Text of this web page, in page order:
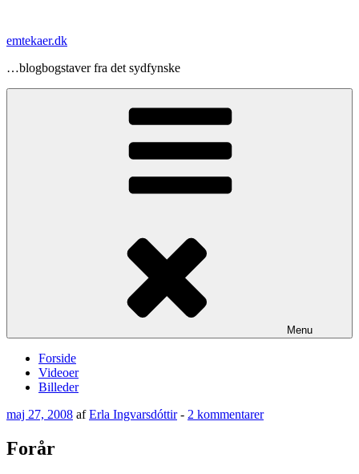
indhold
emtekaer.dk
…blogbogstaver fra det sydfynske
Menu
Forside
Videoer
Billeder
Udgivet
maj 27, 2008 afErla Ingvarsdóttir- 2 kommentarertil
Forår